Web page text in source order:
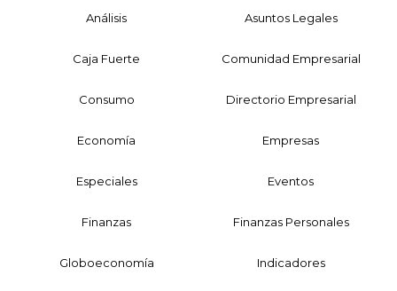
Análisis Asuntos Legales
Caja Fuerte Comunidad Empresarial
Consumo Directorio Empresarial
Economía Empresas
Especiales Eventos
Finanzas Finanzas Personales
Globoeconomía Indicadores